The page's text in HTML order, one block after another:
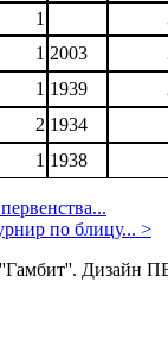
1
1 2003
1 1939
2 1934
1 1938
по блицу... >
Дизайн